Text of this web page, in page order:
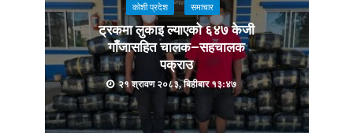
कोशी प्रदेश समाचार
ट्रकमा लुकाइ ल्याएको ६४७ केजी
गाँजासहित चालक–सहचालक
पक्राउ
२१ श्रावण २०८३, बिहीबार १३:४७